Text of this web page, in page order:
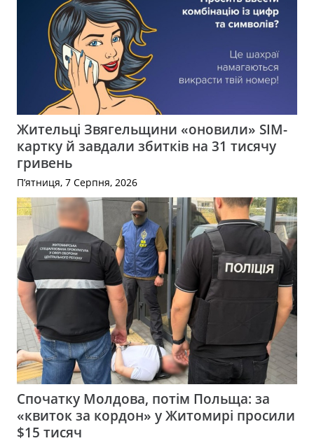
Жительці Звягельщини «оновили» SIM-
картку й завдали збитків на 31 тисячу
гривень
П’ятниця, 7 Серпня, 2026
Спочатку Молдова, потім Польща: за
«квиток за кордон» у Житомирі просили
$15 тисяч